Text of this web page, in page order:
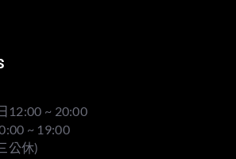
12:00 ~ 20:00
~ 19:00
休)